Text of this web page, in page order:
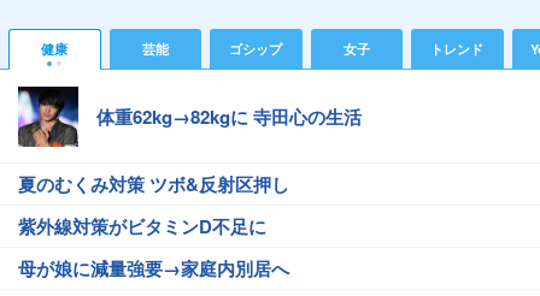
健康 芸能 ゴシップ 女子 トレンド
体重62kg→82kgに 寺田心の生活
夏のむくみ対策 ツボ&反射区押し
紫外線対策がビタミンD不足に
母が娘に減量強要→家庭内別居へ